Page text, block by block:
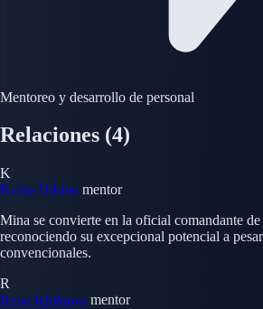
Mentoreo y desarrollo de personal
Relaciones (4)
K
Kafka Hibino mentor
Mina se convierte en la oficial comandante
reconociendo su excepcional potencial a
convencionales.
R
Reno Ichikawa mentor